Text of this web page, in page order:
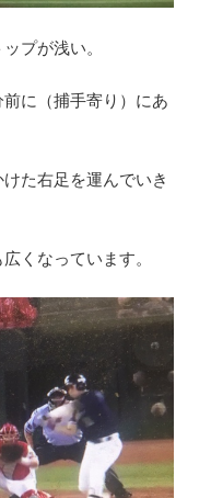
プが浅い。
に（捕手寄り）にあ
た右足を運んでいき
くなっています。